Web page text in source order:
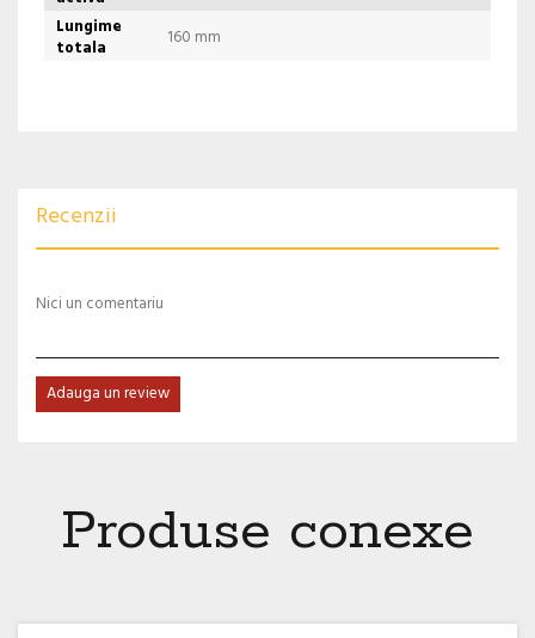
Lungime
totala
160 mm
Recenzii
Nici un comentariu
Adauga un review
Produse conexe